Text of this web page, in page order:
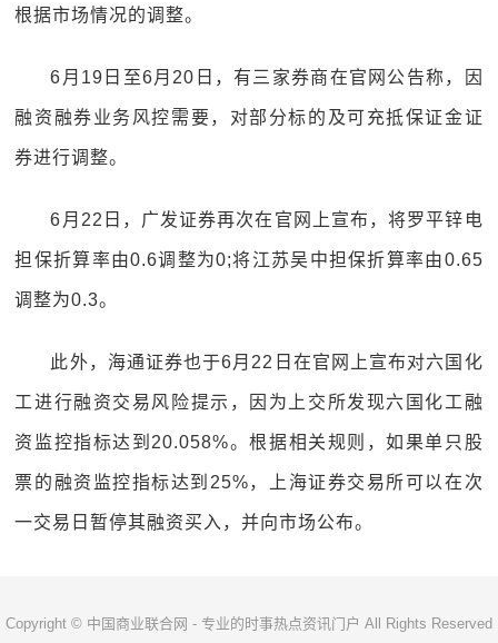
根据市场情况的调整。
6月19日至6月20日，有三家券商在官网公告称，因
融资融券业务风控需要，对部分标的及可充抵保证金证
券进行调整。
6月22日，广发证券再次在官网上宣布，将罗平锌电
担保折算率由0.6调整为0;将江苏吴中担保折算率由0.65
调整为0.3。
此外，海通证券也于6月22日在官网上宣布对六国化
工进行融资交易风险提示，因为上交所发现六国化工融
资监控指标达到20.058%。根据相关规则，如果单只股
票的融资监控指标达到25%，上海证券交易所可以在次
一交易日暂停其融资买入，并向市场公布。
Copyright © 中国商业联合网 - 专业的时事热点资讯门户 All Rights Reserved